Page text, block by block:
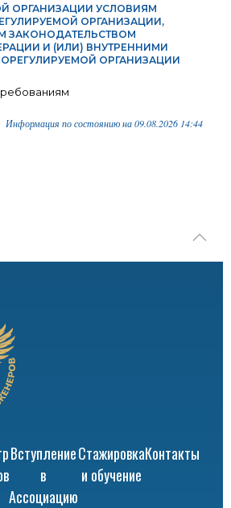
ОРГАНИЗАЦИИ УСЛОВИЯМ
ОРГАНИЗАЦИИ,
ЗАКОНОДАТЕЛЬСТВОМ
И (ИЛИ) ВНУТРЕННИМИ
ОРГАНИЗАЦИИ
Информация по состоянию на 09.08.2026 14:44
Вступление
в
Ассоциацию
Стажировка
и обучение
Контакты